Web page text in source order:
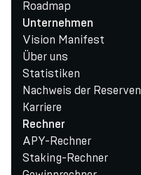
Roadmap
Unternehmen
Vision Manifest
Über uns
Statistiken
Nachweis der Reserven
Karriere
Rechner
APY-Rechner
Staking-Rechner